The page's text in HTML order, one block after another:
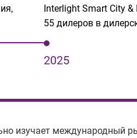
Interlight Smart City &
55 дилеров в
2025
изучает международный